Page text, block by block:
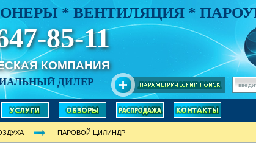
* ВЕНТИЛЯЦИЯ *
85-11
КОМПАНИЯ
ДИЛЕР
ПАРОВОЙ ЦИЛИНДР